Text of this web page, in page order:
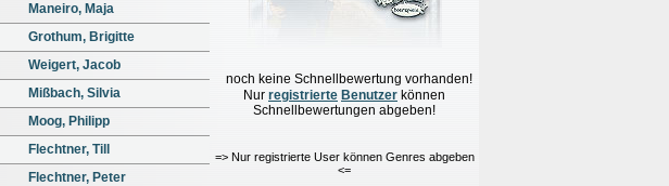
noch keine Schnellbewertung vorhanden!
Nur registrierte Benutzer können
Schnellbewertungen abgeben!
=> Nur registrierte User können Genres abgeben
<=
Maneiro, Maja
Grothum, Brigitte
Weigert, Jacob
Mißbach, Silvia
Moog, Philipp
Flechtner, Till
Flechtner, Peter